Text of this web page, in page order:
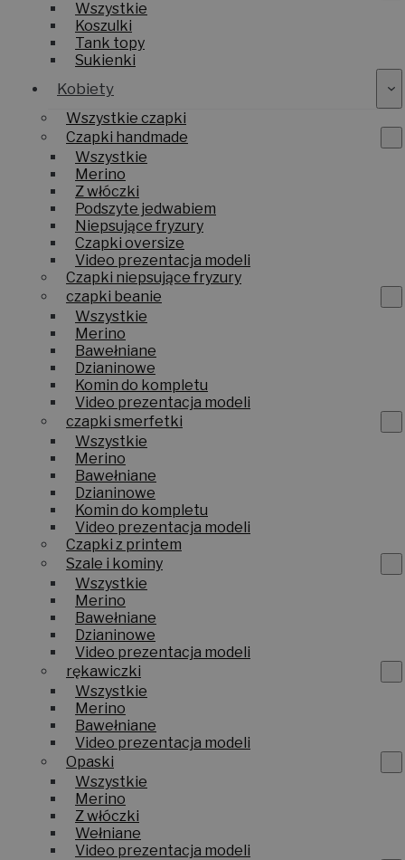
Wszystkie
Koszulki
Tank topy
Sukienki
Kobiety
Wszystkie czapki
Czapki handmade
Wszystkie
Merino
Z włóczki
Podszyte jedwabiem
Niepsujące fryzury
Czapki oversize
Video prezentacja modeli
Czapki niepsujące fryzury
czapki beanie
Wszystkie
Merino
Bawełniane
Dzianinowe
Komin do kompletu
Video prezentacja modeli
czapki smerfetki
Wszystkie
Merino
Bawełniane
Dzianinowe
Komin do kompletu
Video prezentacja modeli
Czapki z printem
Szale i kominy
Wszystkie
Merino
Bawełniane
Dzianinowe
Video prezentacja modeli
rękawiczki
Wszystkie
Merino
Bawełniane
Video prezentacja modeli
Opaski
Wszystkie
Merino
Z włóczki
Wełniane
Video prezentacja modeli